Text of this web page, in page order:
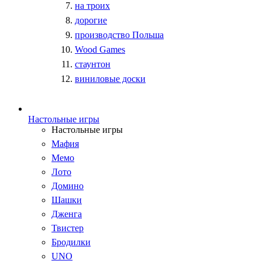
на троих
дорогие
производство Польша
Wood Games
стаунтон
виниловые доски
Настольные игры
Настольные игры
Мафия
Мемо
Лото
Домино
Шашки
Дженга
Твистер
Бродилки
UNO